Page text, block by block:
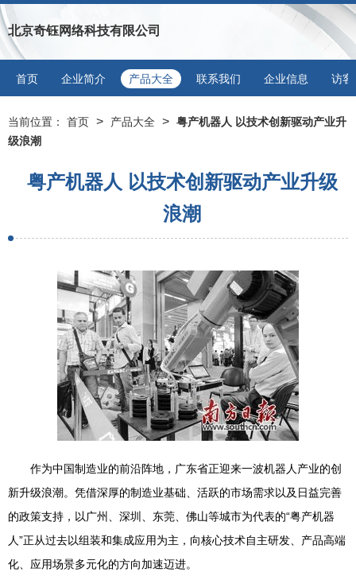
北京奇钰网络科技有限公司
首页 企业简介 产品大全 联系我们 企业信息 访客
当前位置： 首页 > 产品大全 > 粤产机器人 以技术创新驱动产业升
级浪潮
粤产机器人 以技术创新驱动产业升级
浪潮
作为中国制造业的前沿阵地，广东省正迎来一波机器人产业的创
新升级浪潮。凭借深厚的制造业基础、活跃的市场需求以及日益完善
的政策支持，以广州、深圳、东莞、佛山等城市为代表的“粤产机器
人”正从过去以组装和集成应用为主，向核心技术自主研发、产品高端
化、应用场景多元化的方向加速迈进。